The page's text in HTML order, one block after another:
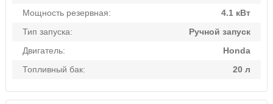
Мощность резервная:
4.1 кВт
Тип запуска:
Ручной запуск
Двигатель:
Honda
Топливный бак:
20 л